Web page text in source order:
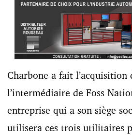
Charbone a fait l’acquisition
l’intermédiaire de Foss
entreprise qui a son siège
utilisera ces trois utilitaires